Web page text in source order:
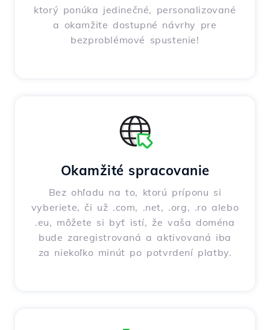
ktorý ponúka jedinečné, personalizované
a okamžite dostupné návrhy pre
bezproblémové spustenie!
Okamžité spracovanie
Bez ohľadu na to, ktorú príponu si
vyberiete, či už .com, .net, .org, .ro alebo
.eu, môžete si byť istí, že vaša doména
bude zaregistrovaná a aktivovaná iba
za niekoľko minút po potvrdení platby.